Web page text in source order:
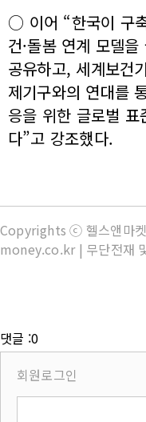
○ 이어 “한국이 구
건·돌봄 연계 모델
공유하고, 세계보건
제기구와의 연대를
응을 위한 글로벌 표
다”고 강조했다.
Copyrights ⓒ 헬스앤마
money.co.kr | 무단전재
댓글 :0
회원로그인